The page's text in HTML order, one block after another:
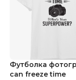
Футболка
can freeze time